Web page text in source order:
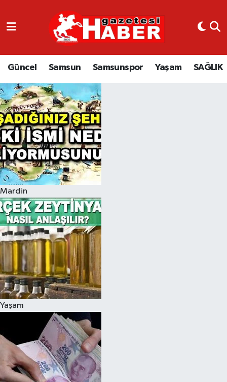
Güncel Samsun Samsunspor Yaşam SAĞLIK
Mardin
Yaşam
GÜNCEL
SAMSUN
SAMSUNSPOR
EKONOMİ
YAŞAM